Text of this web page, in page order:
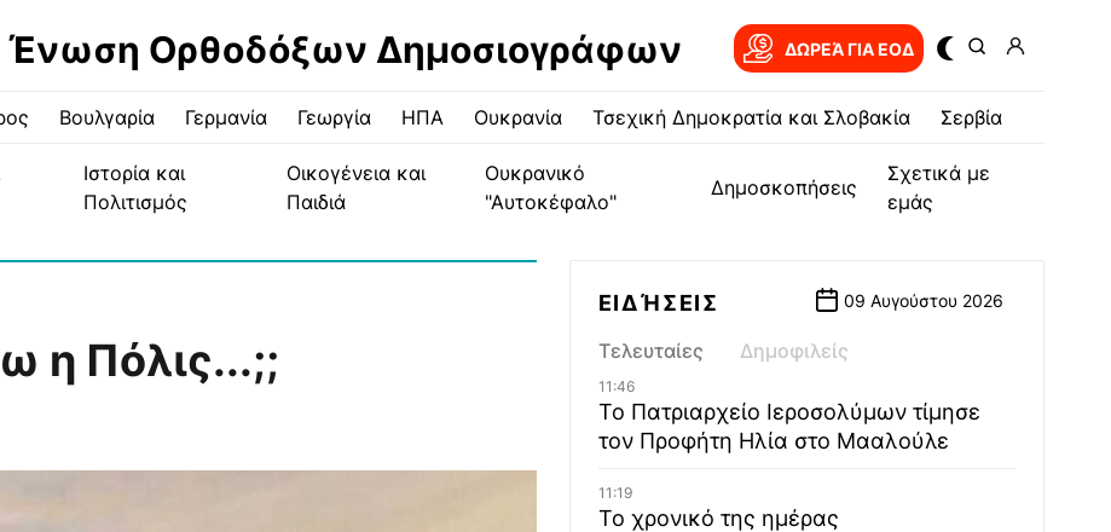
Ένωση Ορθοδόξων Δημοσιογράφων ΔΩΡΕΆ ΓΙΑ EOΔ
Βουλγαρία Γερμανία Γεωργία ΗΠΑ Ουκρανία Τσεχική Δημοκρατία και Σλοβακία Σερβία
Ιστορία και
Πολιτισμός
Οικογένεια και
Παιδιά
Ουκρανικό
"Αυτοκέφαλο"
Δημοσκοπήσεις
Σχετικά με
εμάς
η Πόλις...;;
ΕΙΔΉΣΕΙΣ 09 Αυγούστου 2026
Τελευταίες Δημοφιλείς
11:46
Το Πατριαρχείο Ιεροσολύμων τίμησε
τον Προφήτη Ηλία στο Μααλούλε
11:19
Το χρονικό της ημέρας